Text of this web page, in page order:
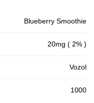
Blueberry Smoothie
20mg ( 2% )
Vozol
1000